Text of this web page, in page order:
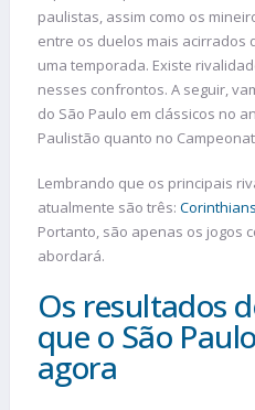
paulistas, assim como os
entre os duelos mais acirrados
uma temporada. Existe
nesses confrontos. A seguir,
do São Paulo em clássicos no
Paulistão quanto no
Lembrando que os principais
atualmente são três: Corinthians
Portanto, são apenas os jogos
abordará.
Os resultados
que o São
agora